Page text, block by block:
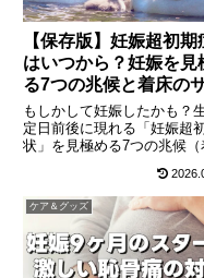
【保存版】妊娠超初期
はいつから？妊娠を見
る7つの兆候と着床の
ン
もしかして妊娠したかも？
定日前後に現れる「妊娠超
状」を見極める7つの兆候（
り、おりものの変化など）
の医療視点で徹底解説しま
ライング検査の注意点や、
可能性を感じたら今すぐ始
き葉酸摂取・NG行動につい
網羅しています。
ケア＆グッズ